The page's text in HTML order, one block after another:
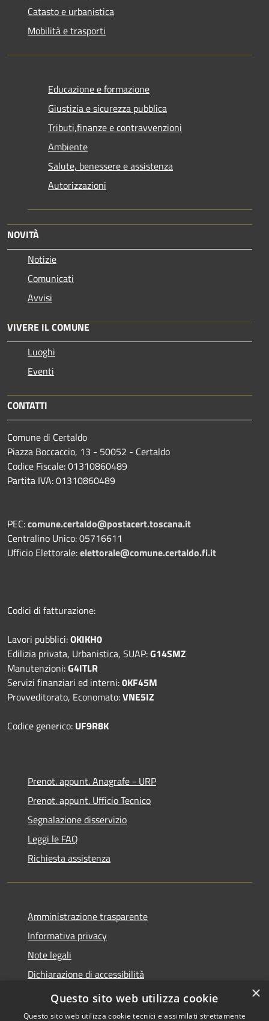
Catasto e urbanistica
Mobilità e trasporti
Educazione e formazione
Giustizia e sicurezza pubblica
Tributi,finanze e contravvenzioni
Ambiente
Salute, benessere e assistenza
Autorizzazioni
NOVITÀ
Notizie
Comunicati
Avvisi
VIVERE IL COMUNE
Luoghi
Eventi
CONTATTI
Comune di Certaldo
Piazza Boccaccio, 13 - 50052 - Certaldo
Codice Fiscale: 01310860489
Partita IVA: 01310860489
PEC:comune.certaldo@postacert.toscana.it
Centralino Unico: 05716611
Ufficio Elettorale:elettorale@comune.certaldo.fi.it
Codici di fatturazione:
Lavori pubblici:OKIKH0
Edilizia privata, Urbanistica, SUAP:G14SMZ
Manutenzioni:G4ITLR
Servizi finanziari ed interni:0KF45M
Provveditorato, Economato:VNE5IZ
Codice generico: UF9R8K
Prenot. appunt. Anagrafe - URP
Prenot. appunt. Ufficio Tecnico
Segnalazione disservizio
Leggi le FAQ
Richiesta assistenza
Amministrazione trasparente
Informativa privacy
Note legali
Dichiarazione di accessibilità
Whistleblowing
×
Questo sito web utilizza cookie
Questo sito web utilizza cookie tecnici e assimilati strettamente